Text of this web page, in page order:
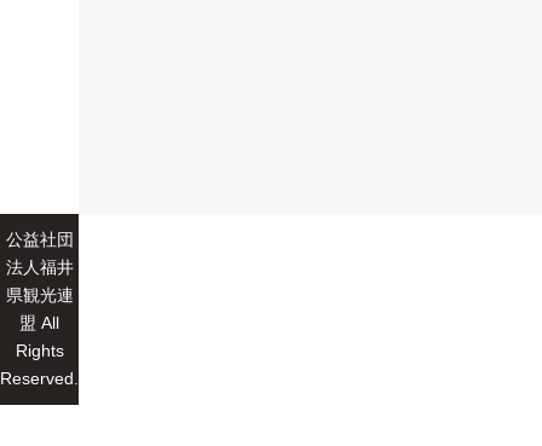
公益社団
法人福井
県観光連
盟 All
Rights
Reserved.